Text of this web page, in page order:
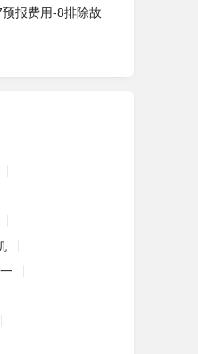
报费用-8排除故